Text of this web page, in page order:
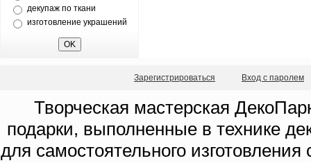
декупаж по ткани
изготовление украшений
Зарегистрироваться Вход с паролем
Творческая мастерская
подарки, выполненные в технике
для самостоятельного